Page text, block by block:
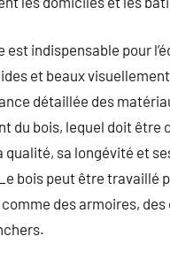
est indispensable pour
et beaux
détaillée des
du bois, lequel doit être
qualité, sa longévité et
bois peut être travaillé
des armoires,